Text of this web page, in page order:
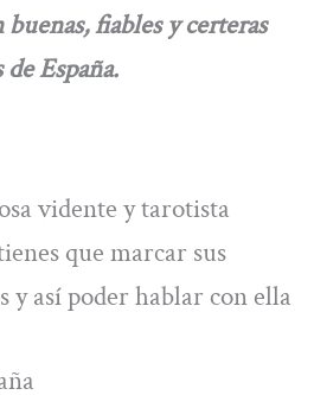
fiables y certeras
España.
vidente y tarotista
que marcar sus
y así poder hablar con ella